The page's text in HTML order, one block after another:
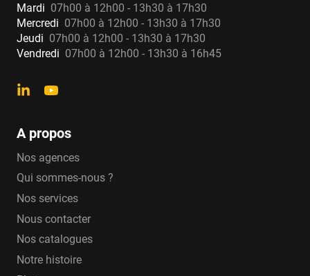
Mardi 07h00 à 12h00 - 13h30 à 17h30
Mercredi 07h00 à 12h00 - 13h30 à 17h30
Jeudi 07h00 à 12h00 - 13h30 à 17h30
Vendredi 07h00 à 12h00 - 13h30 à 16h45
A propos
Nos agences
Qui sommes-nous ?
Nos services
Nous contacter
Nos catalogues
Notre histoire